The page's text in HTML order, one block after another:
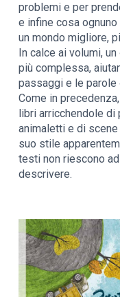
problemi e per
e infine cosa
un mondo migliore,
In calce ai volumi,
più complessa,
passaggi e le parole
Come in
libri arricchendole di
animaletti e di
suo stile
testi non riescono
descrivere.